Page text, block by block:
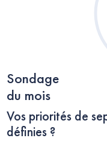
Sondage
du mois
Vos priorités de
définies ?